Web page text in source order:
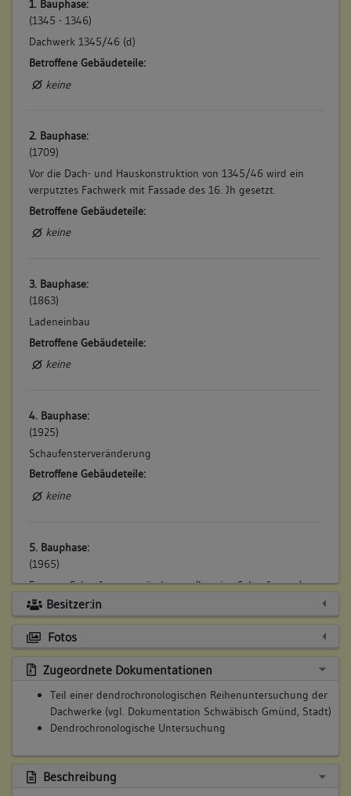
1. Bauphase:
(1345 - 1346)
Dachwerk 1345/46 (d)
Betroffene Gebäudeteile:
keine
2. Bauphase:
(1709)
Vor die Dach- und Hauskonstruktion von 1345/46 wird ein
verputztes Fachwerk mit Fassade des 16. Jh gesetzt.
Betroffene Gebäudeteile:
keine
3. Bauphase:
(1863)
Ladeneinbau
Betroffene Gebäudeteile:
keine
4. Bauphase:
(1925)
Schaufensterveränderung
Betroffene Gebäudeteile:
keine
5. Bauphase:
(1965)
Erneute Schaufensterveränderung (heutige Schaufenster)
Betroffene Gebäudeteile:
keine
6. Bauphase:
(1976)
Fassadeninstandsetzung
Betroffene Gebäudeteile:
keine
Besitzer:in
Fotos
Zugeordnete Dokumentationen
Teil einer dendrochronologischen Reihenuntersuchung der
Dachwerke (vgl. Dokumentation Schwäbisch Gmünd, Stadt)
Dendrochronologische Untersuchung
Beschreibung